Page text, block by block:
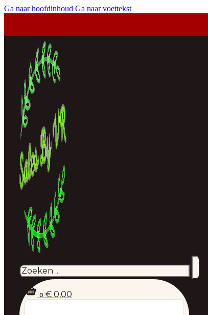
Ga naar hoofdinhoud Ga naar voettekst
0 € 0,00